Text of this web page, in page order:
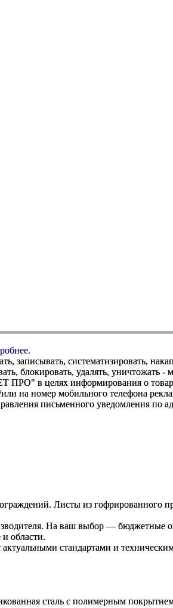
систематизировать,
блокировать, удалять,
в целях информирования о
на номер мобильного телефона
письменного уведомления
Листы из гофрированного
На ваш выбор — бюджетные
области.
стандартами и
сталь с полимерным